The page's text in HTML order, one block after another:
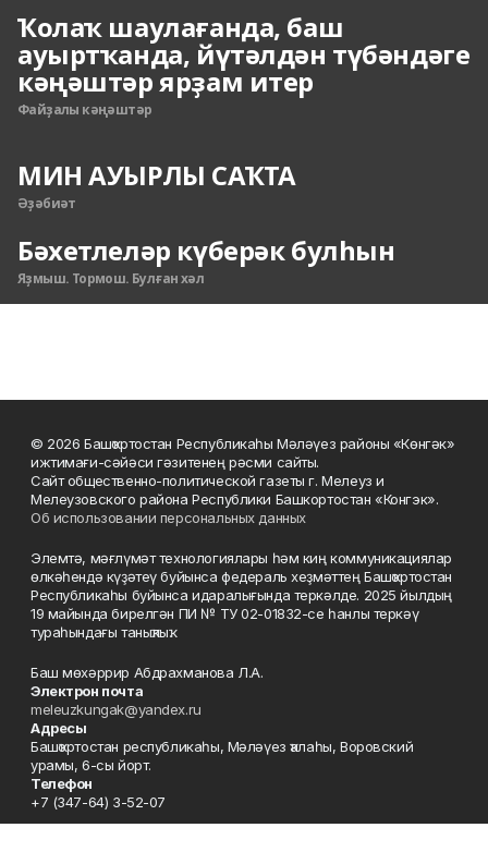
Ҡолаҡ шаулағанда, баш
ауыртҡанда, йүтәлдән түбәндәге
кәңәштәр ярҙам итер
Файҙалы кәңәштәр
МИН АУЫРЛЫ САҠТА
Әҙәбиәт
Бәхетлеләр күберәк булһын
Яҙмыш. Тормош. Булған хәл
© 2026 Башҡортостан Республикаһы Мәләүез районы «Көнгәк»
ижтимағи-сәйәси гәзитенең рәсми сайты.
Сайт общественно-политической газеты г. Мелеуз и
Мелеузовского района Республики Башкортостан «Конгэк».
Об использовании персональных данных
Элемтә, мәғлүмәт технологиялары һәм киң коммуникациялар
өлкәһендә күҙәтеү буйынса федераль хеҙмәттең Башҡортостан
Республикаһы буйынса идаралығында теркәлде. 2025 йылдың
19 майында бирелгән ПИ № ТУ 02-01832-се һанлы теркәү
тураһындағы таныҡлыҡ.
Баш мөхәррир Абдрахманова Л.А.
Электрон почта
meleuzkungak@yandex.ru
Адресы
Башҡортостан республикаһы, Мәләүез ҡалаһы, Воровский
урамы, 6-сы йорт.
Телефон
+7 (347-64) 3-52-07